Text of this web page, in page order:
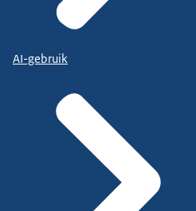
AI-gebruik